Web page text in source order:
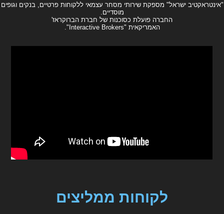
"אינטראקטיב ישראל" מספקת שירותי מסחר עצמאי ללקוחות פרטיים, בנקים וגופים
מוסדיים.
החברה פועלת כסוכנות של חברת הברוקראז'
האמריקאית "Interactive Brokers".
לקוחות ממליצים